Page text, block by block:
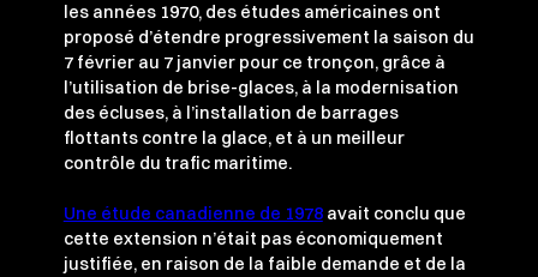
les années 1970, des études américaines ont
proposé d’étendre progressivement la saison du
7 février au 7 janvier pour ce tronçon, grâce à
l’utilisation de brise-glaces, à la modernisation
des écluses, à l’installation de barrages
flottants contre la glace, et à un meilleur
contrôle du trafic maritime.
Une étude canadienne de 1978avait conclu que
cette extension n’était pas économiquement
justifiée, en raison de la faible demande et de la